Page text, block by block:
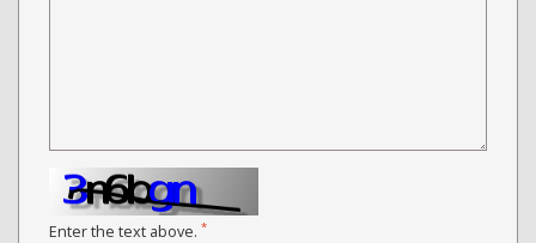
Enter the text above. *